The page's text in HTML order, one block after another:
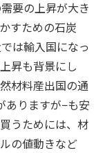
要の上昇が大き
すための石炭
は輸入国になっ
昇も背景にし
材料産出国の通
ありますが−も安
うためには、材
の値動きなど